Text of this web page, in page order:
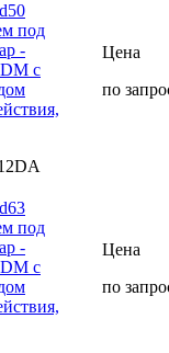
под
-
с
Цена
по
под
-
с
Цена
по